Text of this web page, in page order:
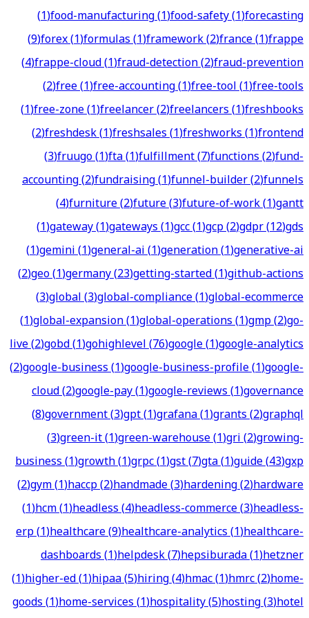
(1)food-manufacturing(1)food-safety(1)forecasting
(9)forex(1)formulas(1)framework(2)france(1)frappe
(4)frappe-cloud(1)fraud-detection(2)fraud-prevention
(2)free(1)free-accounting(1)free-tool(1)free-tools
(1)free-zone(1)freelancer(2)freelancers(1)freshbooks
(2)freshdesk(1)freshsales(1)freshworks(1)frontend
(3)fruugo(1)fta(1)fulfillment(7)functions(2)fund-
accounting(2)fundraising(1)funnel-builder(2)funnels
(4)furniture(2)future(3)future-of-work(1)gantt
(1)gateway(1)gateways(1)gcc(1)gcp(2)gdpr(12)gds
(1)gemini(1)general-ai(1)generation(1)generative-ai
(2)geo(1)germany(23)getting-started(1)github-actions
(3)global(3)global-compliance(1)global-ecommerce
(1)global-expansion(1)global-operations(1)gmp(2)go-
live(2)gobd(1)gohighlevel(76)google(1)google-analytics
(2)google-business(1)google-business-profile(1)google-
cloud(2)google-pay(1)google-reviews(1)governance
(8)government(3)gpt(1)grafana(1)grants(2)graphql
(3)green-it(1)green-warehouse(1)gri(2)growing-
business(1)growth(1)grpc(1)gst(7)gta(1)guide(43)gxp
(2)gym(1)haccp(2)handmade(3)hardening(2)hardware
(1)hcm(1)headless(4)headless-commerce(3)headless-
erp(1)healthcare(9)healthcare-analytics(1)healthcare-
dashboards(1)helpdesk(7)hepsiburada(1)hetzner
(1)higher-ed(1)hipaa(5)hiring(4)hmac(1)hmrc(2)home-
goods(1)home-services(1)hospitality(5)hosting(3)hotel